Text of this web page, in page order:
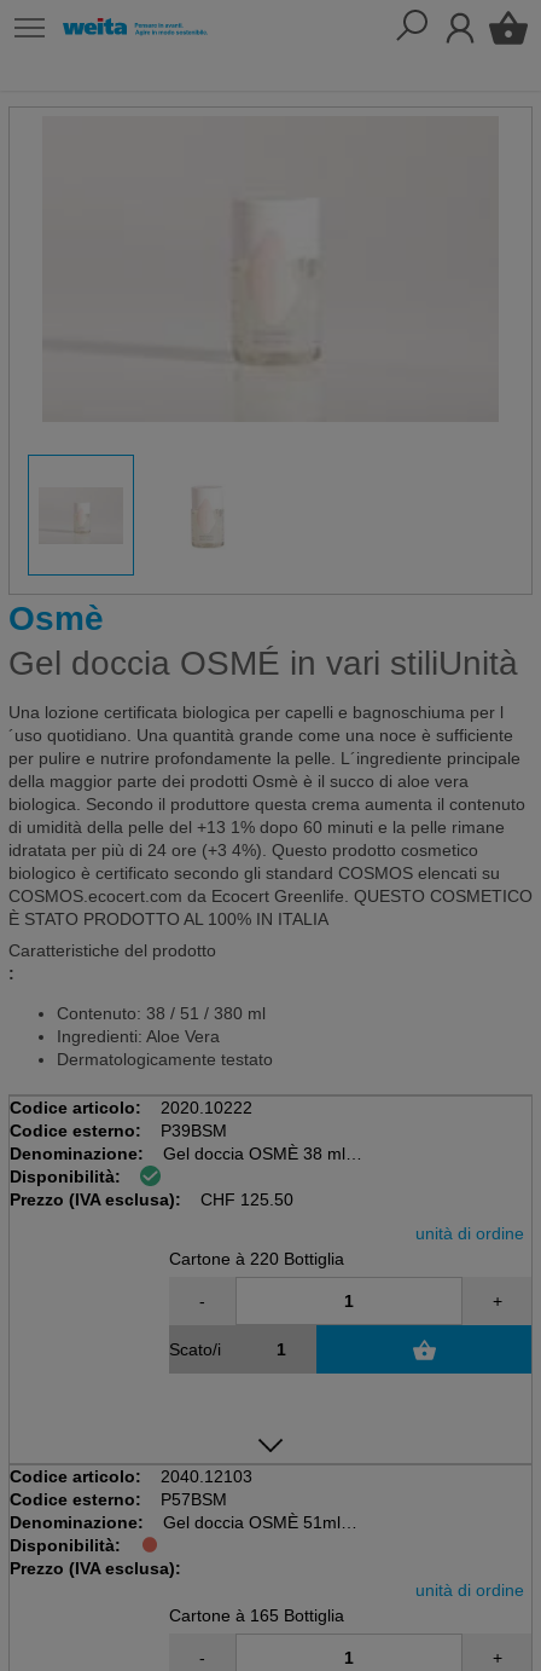
Osmè
Gel doccia OSMÉ in vari stiliUnità
Una lozione certificata biologica per capelli e bagnoschiuma per l
´uso quotidiano. Una quantità grande come una noce è sufficiente
per pulire e nutrire profondamente la pelle. L´ingrediente principale
della maggior parte dei prodotti Osmè è il succo di aloe vera
biologica. Secondo il produttore questa crema aumenta il contenuto
di umidità della pelle del +13 1% dopo 60 minuti e la pelle rimane
idratata per più di 24 ore (+3 4%). Questo prodotto cosmetico
biologico è certificato secondo gli standard COSMOS elencati su
COSMOS.ecocert.com da Ecocert Greenlife. QUESTO COSMETICO
È STATO PRODOTTO AL 100% IN ITALIA
Caratteristiche del prodotto
:
Contenuto: 38 / 51 / 380 ml
Ingredienti: Aloe Vera
Dermatologicamente testato
Codice articolo:
2020.10222
Codice esterno:
P39BSM
Denominazione:
Gel doccia OSMÈ 38 ml
Cosmetici naturali e biologici
Disponibilità:
Prezzo (IVA esclusa):
CHF 125.50
unità di ordine
Cartone à 220 Bottiglia
- +
Scato/i
Codice articolo:
2040.12103
Codice esterno:
P57BSM
Denominazione:
Gel doccia OSMÈ 51ml
Disponibilità:
Prezzo (IVA esclusa):
unità di ordine
Cartone à 165 Bottiglia
- +